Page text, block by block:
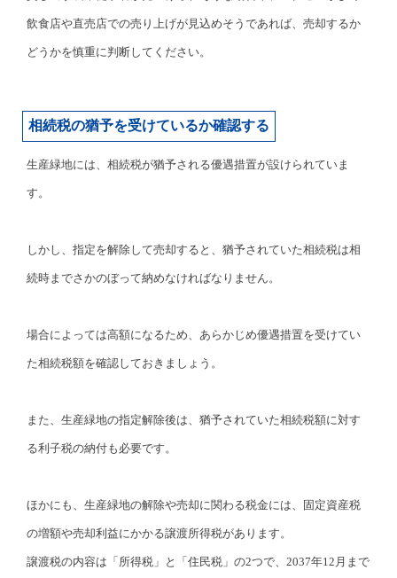
飲食店や直売店での売り上げが見込めそうであれば、売却するか
どうかを慎重に判断してください。
相続税の猶予を受けているか確認する
生産緑地には、相続税が猶予される優遇措置が設けられていま
す。
しかし、指定を解除して売却すると、猶予されていた相続税は相
続時までさかのぼって納めなければなりません。
場合によっては高額になるため、あらかじめ優遇措置を受けてい
た相続税額を確認しておきましょう。
また、生産緑地の指定解除後は、猶予されていた相続税額に対す
る利子税の納付も必要です。
ほかにも、生産緑地の解除や売却に関わる税金には、固定資産税
の増額や売却利益にかかる譲渡所得税があります。
譲渡税の内容は「所得税」と「住民税」の2つで、2037年12月まで